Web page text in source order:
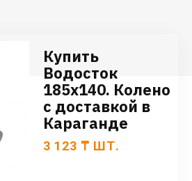
Купить
Водосток
185х140. Колено
с доставкой в
Караганде
3 123 ₸ ШТ.